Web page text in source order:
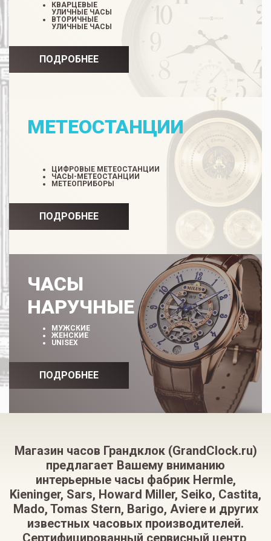
КВАРЦЕВЫЕ
УЛИЧНЫЕ ЧАСЫ
ВТОРИЧНЫЕ
УЛИЧНЫЕ ЧАСЫ
ПОДРОБНЕЕ
МЕТЕОСТАНЦИИ
ЦИФРОВЫЕ МЕТЕОСТАНЦИИ
ЧАСЫ-МЕТЕОСТАНЦИИ
МЕТЕОПРИБОРЫ
ПОДРОБНЕЕ
ЧАСЫ
НАРУЧНЫЕ
МУЖСКИЕ
ЖЕНСКИЕ
UNISEX
ПОДРОБНЕЕ
Магазин часов Грандклок (GrandClock.ru)
предлагает Вашему вниманию
интерьерные часы фабрик Hermle,
Kieninger, Sars, Howard Miller, Seiko, Castita,
Mado, Tomas Stern, Barigo, Aviere и других
известных часовых производителей.
Сертифицированный сервисный центр,